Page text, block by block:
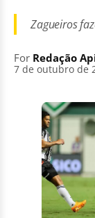
Zagueiros
For Redação
7 de outubro de